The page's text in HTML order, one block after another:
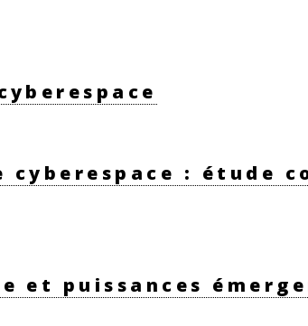
: étude
et puissances